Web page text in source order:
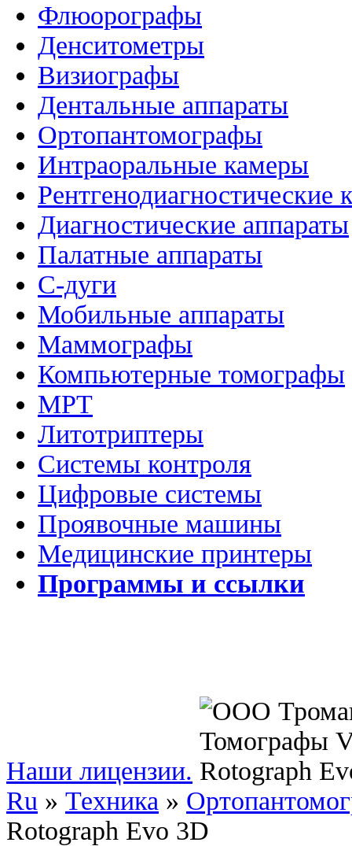
Флюорографы
Денситометры
Визиографы
Дентальные аппараты
Ортопантомографы
Интраоральные камеры
Рентгенодиагностические
Диагностические аппараты
Палатные аппараты
C-дуги
Мобильные аппараты
Маммографы
Компьютерные томографы
МРТ
Литотриптеры
Системы контроля
Цифровые системы
Проявочные машины
Медицинские принтеры
Программы и ссылки
Наши лицензии.
Ru » Техника »
Rotograph Evo 3D